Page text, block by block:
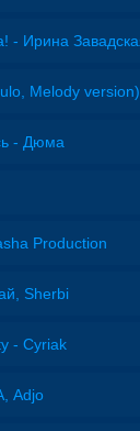
- Ирина
- Дюма
Production
Sherbi
- Cyriak
Adjo